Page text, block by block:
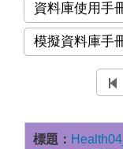
資料庫使用手
模擬資料庫手